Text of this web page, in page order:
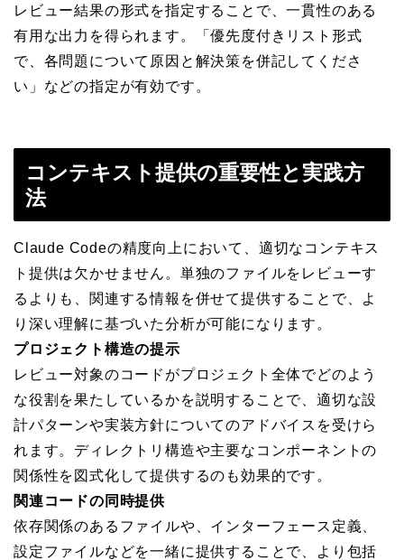
レビュー結果の形式を指定することで、一貫性のある
有用な出力を得られます。「優先度付きリスト形式
で、各問題について原因と解決策を併記してくださ
い」などの指定が有効です。
コンテキスト提供の重要性と実践方
法
Claude Codeの精度向上において、適切なコンテキス
ト提供は欠かせません。単独のファイルをレビューす
るよりも、関連する情報を併せて提供することで、よ
り深い理解に基づいた分析が可能になります。
プロジェクト構造の提示
レビュー対象のコードがプロジェクト全体でどのよう
な役割を果たしているかを説明することで、適切な設
計パターンや実装方針についてのアドバイスを受けら
れます。ディレクトリ構造や主要なコンポーネントの
関係性を図式化して提供するのも効果的です。
関連コードの同時提供
依存関係のあるファイルや、インターフェース定義、
設定ファイルなどを一緒に提供することで、より包括